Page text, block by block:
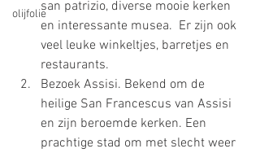
olijfoliesan patrizio, diverse mooie kerken
en interessante musea.  Er zijn ook
veel leuke winkeltjes, barretjes en
restaurants.
Bezoek Assisi. Bekend om de
heilige San Francescus van Assisi
en zijn beroemde kerken. Een
prachtige stad om met slecht weer